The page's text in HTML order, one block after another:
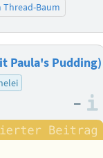
Thread-Baum
Paula's Pudding)
–